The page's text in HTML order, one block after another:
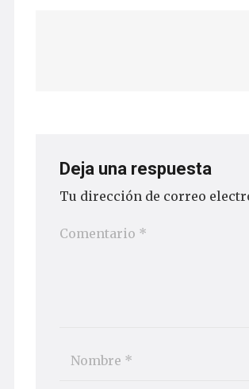
Deja una respuesta
Tu dirección de correo